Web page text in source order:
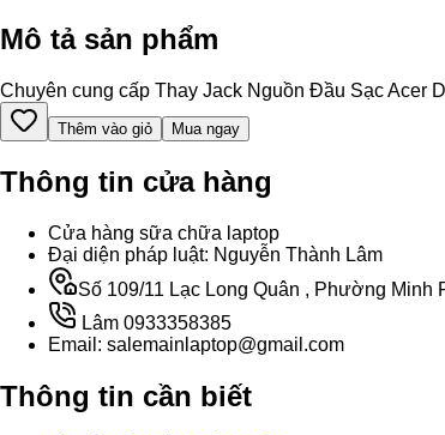
Mô tả sản phẩm
Chuyên cung cấp Thay Jack Nguồn Đầu Sạc Acer
Thêm vào giỏ Mua ngay
Thông tin cửa hàng
Cửa hàng sữa chữa laptop
Đại diện pháp luật: Nguyễn Thành Lâm
Số 109/11 Lạc Long Quân , Phường Minh
Lâm 0933358385
Email: salemainlaptop@gmail.com
Thông tin cần biết